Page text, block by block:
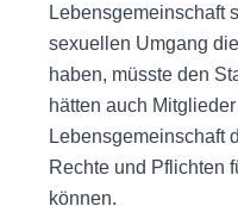
Lebensgemeinschaft
sexuellen Umgang
haben, müsste den
hätten auch
Lebensgemeinschaft
Rechte und Pflichten
können.